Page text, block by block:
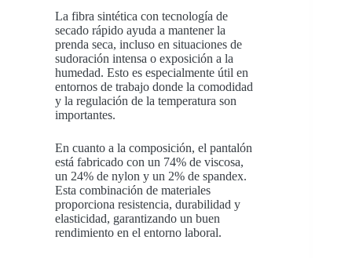
La fibra sintética con tecnología de
secado rápido ayuda a mantener la
prenda seca, incluso en situaciones de
sudoración intensa o exposición a la
humedad. Esto es especialmente útil en
entornos de trabajo donde la comodidad
y la regulación de la temperatura son
importantes.
En cuanto a la composición, el pantalón
está fabricado con un 74% de viscosa,
un 24% de nylon y un 2% de spandex.
Esta combinación de materiales
proporciona resistencia, durabilidad y
elasticidad, garantizando un buen
rendimiento en el entorno laboral.